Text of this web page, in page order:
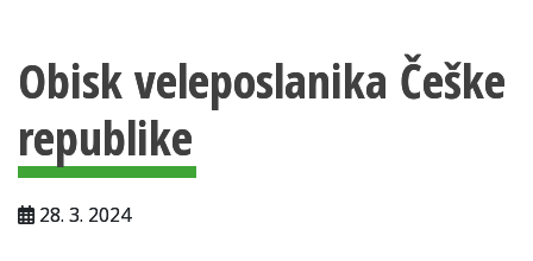
Vloga za upravne namene
Vloga za čitalnico
Vodnik po fondih in zbirkah
VAČ – VIRTUALNA ARHIVSKA ČITALNICA
Obisk veleposlanika Češke
republike
28. 3. 2024